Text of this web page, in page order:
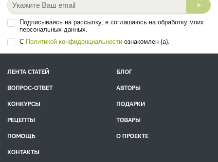
>
Подписываясь на рассылку, я соглашаюсь на обработку моих
персональных данных.
С Политикой конфиденциальности ознакомлен (а).
ЛЕНТА СТАТЕЙ
БЛОГ
ВОПРОС-ОТВЕТ
АВТОРЫ
КОНКУРСЫ
ПОДАРКИ
РЕЦЕПТЫ
ТОВАРЫ
ПОМОЩЬ
О ПРОЕКТЕ
КОНТАКТЫ